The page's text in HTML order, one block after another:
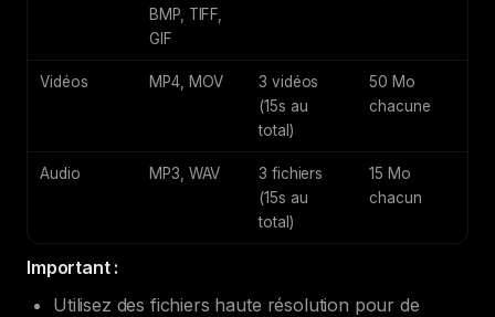
BMP, TIFF,
GIF
Vidéos MP4, MOV
3 vidéos
(15s au
total)
50 Mo
chacune
Audio MP3, WAV
3 fichiers
(15s au
total)
15 Mo
chacun
Important :
Utilisez des fichiers haute résolution pour de